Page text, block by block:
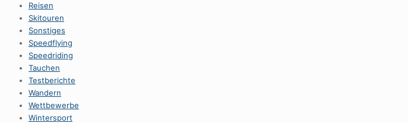
Reisen
Skitouren
Sonstiges
Speedflying
Speedriding
Tauchen
Testberichte
Wandern
Wettbewerbe
Wintersport